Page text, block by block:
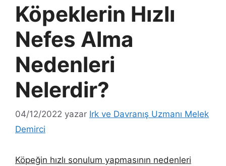
Köpeklerin Hızlı
Nefes Alma
Nedenleri
Nelerdir?
04/12/2022 yazar Irk ve Davranış Uzmanı Melek
Demirci
Köpeğin hızlı sonulum yapmasının nedenleri